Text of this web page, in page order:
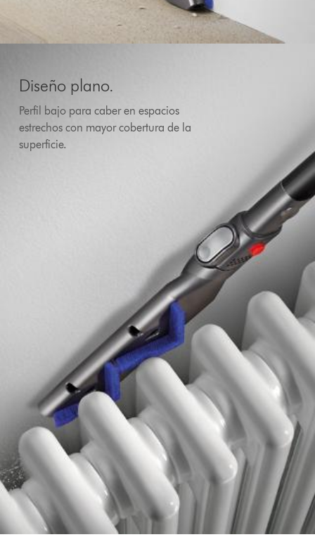
Diseño plano.
Perfil bajo para caber en espacios
estrechos con mayor cobertura de la
superficie.